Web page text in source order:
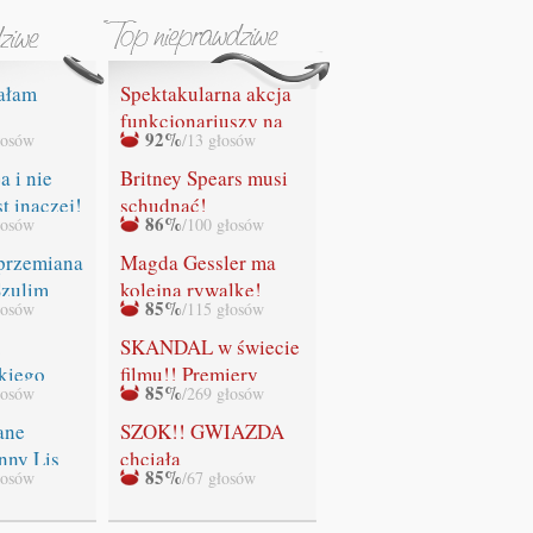
SIĘ"
i nie
inaczej!
Lis
Spektakularna akcja
funkcjonariuszy na
lotnisku w Gdańsku.
Służby celne
przechwyciły
bezcenny obraz
Leonardo da Vinci z
rąk rosyjskiego
przemytnika!
92%/13 głosów
Britney Spears musi
schudnąć!
86%/100 głosów
Magda Gessler ma
kolejną rywalkę!
85%/115 głosów
SKANDAL w świecie
filmu!! Premiery
ostatniej części
"Zmierzchu" NIE
BĘDZIE!!!
85%/269 głosów
SZOK!! GWIAZDA
chciała
WYSTRZELAĆ
swoich fanów!!!
85%/67 głosów